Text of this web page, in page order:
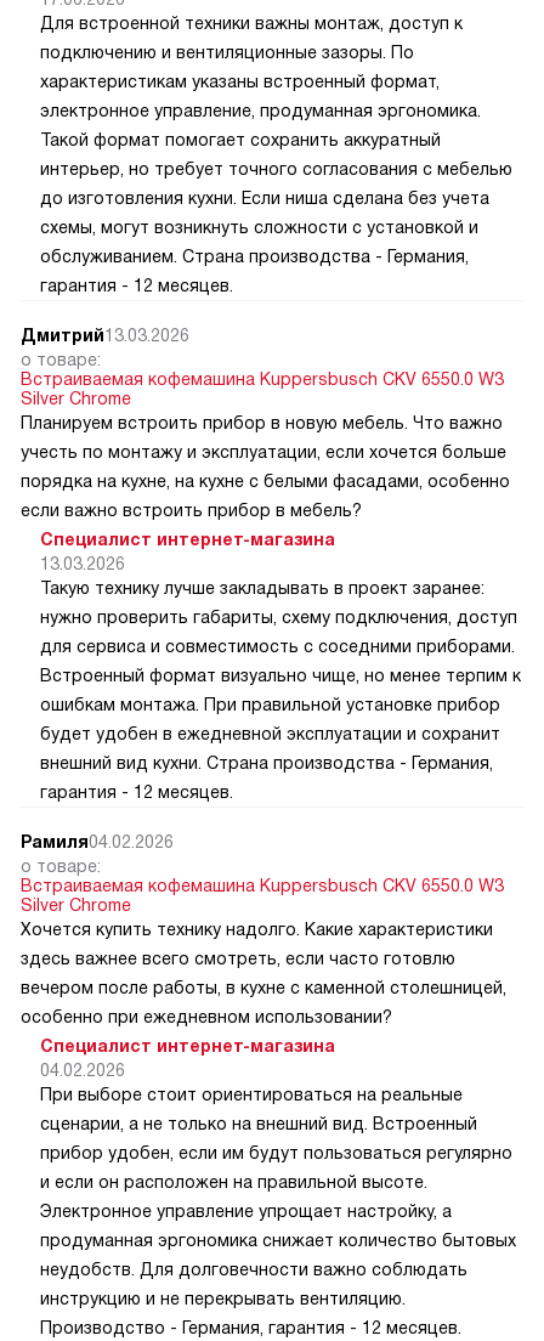
Для встроенной техники важны монтаж, доступ к
подключению и вентиляционные зазоры. По
характеристикам указаны встроенный формат,
электронное управление, продуманная эргономика.
Такой формат помогает сохранить аккуратный
интерьер, но требует точного согласования с мебелью
до изготовления кухни. Если ниша сделана без учета
схемы, могут возникнуть сложности с установкой и
обслуживанием. Страна производства - Германия,
гарантия - 12 месяцев.
Дмитрий13.03.2026
о товаре:
Встраиваемая кофемашина Kuppersbusch CKV 6550.0 W3
Silver Chrome
Планируем встроить прибор в новую мебель. Что важно
учесть по монтажу и эксплуатации, если хочется больше
порядка на кухне, на кухне с белыми фасадами, особенно
если важно встроить прибор в мебель?
Специалист интернет-магазина
13.03.2026
Такую технику лучше закладывать в проект заранее:
нужно проверить габариты, схему подключения, доступ
для сервиса и совместимость с соседними приборами.
Встроенный формат визуально чище, но менее терпим к
ошибкам монтажа. При правильной установке прибор
будет удобен в ежедневной эксплуатации и сохранит
внешний вид кухни. Страна производства - Германия,
гарантия - 12 месяцев.
Рамиля04.02.2026
о товаре:
Встраиваемая кофемашина Kuppersbusch CKV 6550.0 W3
Silver Chrome
Хочется купить технику надолго. Какие характеристики
здесь важнее всего смотреть, если часто готовлю
вечером после работы, в кухне с каменной столешницей,
особенно при ежедневном использовании?
Специалист интернет-магазина
04.02.2026
При выборе стоит ориентироваться на реальные
сценарии, а не только на внешний вид. Встроенный
прибор удобен, если им будут пользоваться регулярно
и если он расположен на правильной высоте.
Электронное управление упрощает настройку, а
продуманная эргономика снижает количество бытовых
неудобств. Для долговечности важно соблюдать
инструкцию и не перекрывать вентиляцию.
Производство - Германия, гарантия - 12 месяцев.